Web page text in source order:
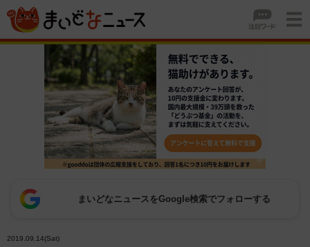
まいどなニュースをGoogle検索でフォローする
2019.09.14(Sat)